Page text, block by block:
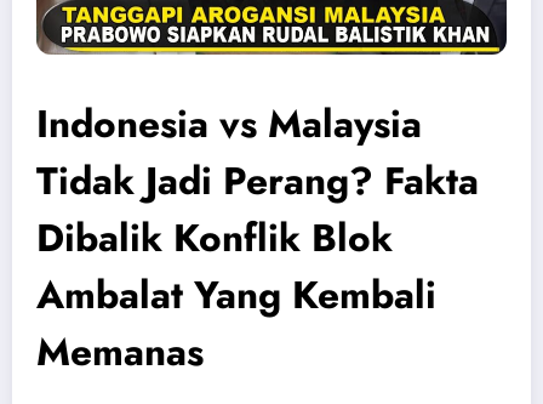
Indonesia vs Malaysia
Tidak Jadi Perang? Fakta
Dibalik Konflik Blok
Ambalat Yang Kembali
Memanas